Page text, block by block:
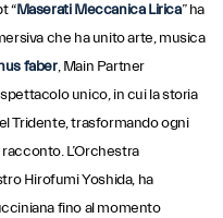
“Maserati Meccanica Lirica” ha
che ha unito arte, musica
faber, Main Partner
unico, in cui la storia
Tridente, trasformando ogni
L’Orchestra
Hirofumi Yoshida, ha
fino al momento